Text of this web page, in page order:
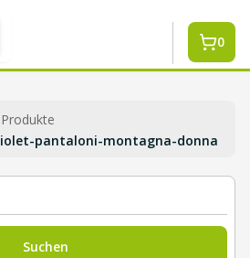
0
Produkte
pantaloni-montagna-donna
Suchen